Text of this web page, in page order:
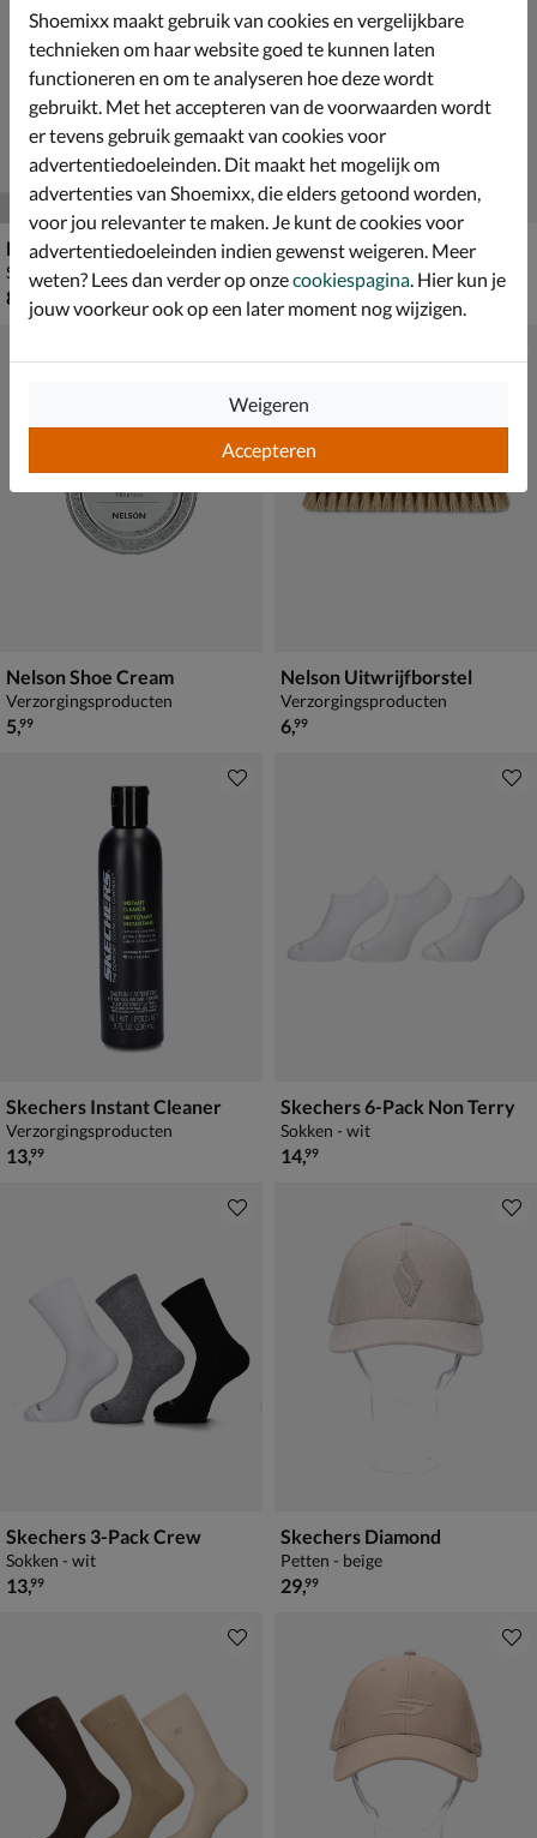
Nelson 3-Pack Sneakersokken
Sokken - bruin
€ 8,99
8
Skechers 3-Pack
Sokken - grijs
Nelson Shoe Cream
Verzorgingsproducten
€ 5,99
5,99
Nelson Uitwrijfborstel
Verzorgingsproducten
€ 6,99
6,99
Skechers Instant Cleaner
Verzorgingsproducten
€ 13,99
13,99
Skechers 6-Pack Non Terry
Sokken - wit
€ 14,99
14,99
Skechers 3-Pack Crew
Sokken - wit
€ 13,99
13,99
Skechers Diamond
Petten - beige
€ 29,99
29,99
Shoemixx maakt gebruik van cookies en vergelijkbare
technieken om haar website goed te kunnen laten
functioneren en om te analyseren hoe deze wordt
gebruikt. Met het accepteren van de voorwaarden wordt
er tevens gebruik gemaakt van cookies voor
advertentiedoeleinden. Dit maakt het mogelijk om
advertenties van Shoemixx, die elders getoond worden,
voor jou relevanter te maken. Je kunt de cookies voor
advertentiedoeleinden indien gewenst weigeren. Meer
weten? Lees dan verder op onzecookiespagina . Hier kun je
jouw voorkeur ook op een later moment nog wijzigen.
Accepteren
Weigeren